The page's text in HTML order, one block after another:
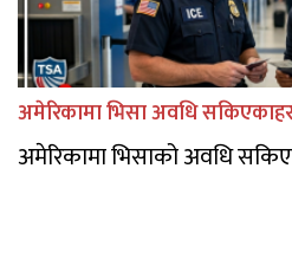
अमेरिकामा भिसा अवधि
अमेरिकामा भिसाको अवधि